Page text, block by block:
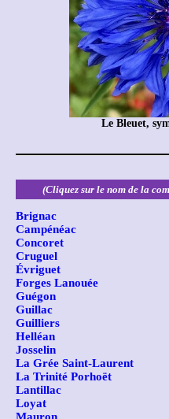
Le Bleuet,
(Cliquez sur le nom de la
Brignac
Campénéac
Concoret
Cruguel
Évriguet
Forges Lanouée
Guégon
Guillac
Guilliers
Helléan
Josselin
La Grée Saint-Laurent
La Trinité Porhoët
Lantillac
Loyat
Mauron